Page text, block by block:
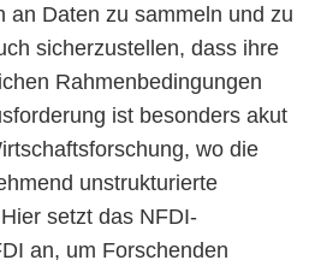
an Daten zu sammeln und zu
sicherzustellen, dass ihre
Rahmenbedingungen
ist besonders akut
wo die
unstrukturierte
setzt das NFDI-
an, um Forschenden